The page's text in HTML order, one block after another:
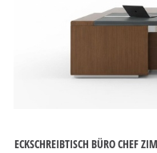
ECKSCHREIBTISCH BÜRO CHEF